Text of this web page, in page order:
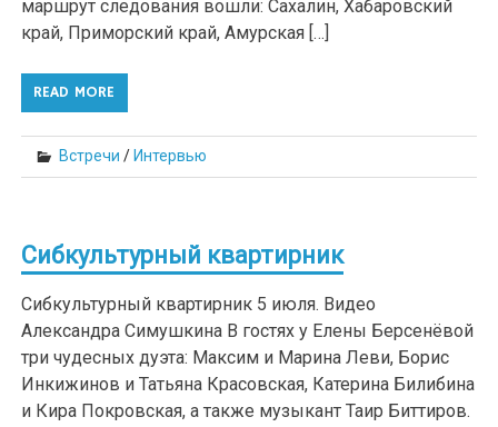
маршрут следования вошли: Сахалин, Хабаровский
край, Приморский край, Амурская […]
READ MORE
Встречи / Интервью
Сибкультурный квартирник
Сибкультурный квартирник 5 июля. Видео
Александра Симушкина В гостях у Елены Берсенёвой
три чудесных дуэта: Максим и Марина Леви, Борис
Инкижинов и Татьяна Красовская, Катерина Билибина
и Кира Покровская, а также музыкант Таир Биттиров.